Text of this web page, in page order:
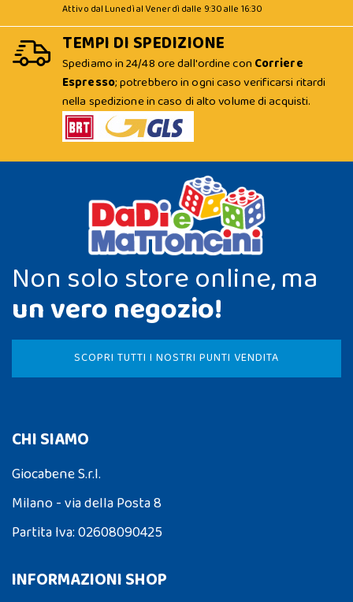
Attivo dal Lunedì al Venerdì dalle 9:30 alle 16:30
TEMPI DI SPEDIZIONE
Spediamo in 24/48 ore dall'ordine con Corriere
Espresso; potrebbero in ogni caso verificarsi ritardi
nella spedizione in caso di alto volume di acquisti.
Non solo store online, ma
un vero negozio!
SCOPRI TUTTI I NOSTRI PUNTI VENDITA
CHI SIAMO
Giocabene S.r.l.
Milano - via della Posta 8
Partita Iva: 02608090425
INFORMAZIONI SHOP